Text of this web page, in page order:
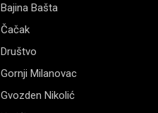
Bajina Bašta
Čačak
Društvo
Gornji Milanovac
Gvozden Nikolić